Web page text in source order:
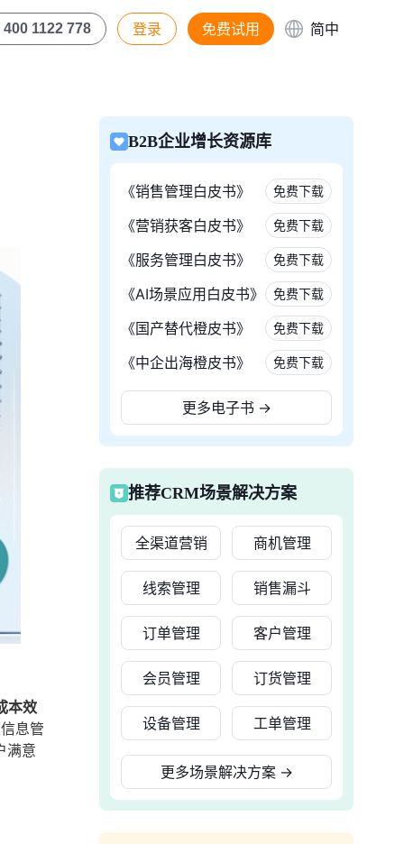
400 1122 778 登录 免费试用 简中
本效
息管
满意
B2B企业增长资源库
《销售管理白皮书》 免费下载
《营销获客白皮书》 免费下载
《服务管理白皮书》 免费下载
《AI场景应用白皮书》 免费下载
《国产替代橙皮书》 免费下载
《中企出海橙皮书》 免费下载
更多电子书 →
推荐CRM场景解决方案
全渠道营销 商机管理
线索管理 销售漏斗
订单管理 客户管理
会员管理 订货管理
设备管理 工单管理
更多场景解决方案 →